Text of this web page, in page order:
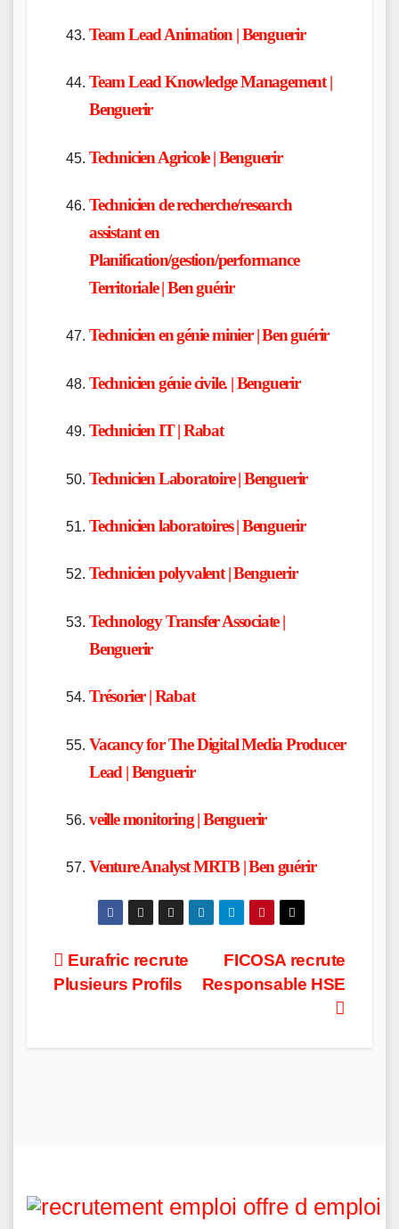
Team Lead Animation | Benguerir
Team Lead Knowledge Management |
Benguerir
Technicien Agricole | Benguerir
Technicien de recherche/research
assistant en
Planification/gestion/performance
Territoriale | Ben guérir
Technicien en génie minier | Ben guérir
Technicien génie civile. | Benguerir
Technicien IT | Rabat
Technicien Laboratoire | Benguerir
Technicien laboratoires | Benguerir
Technicien polyvalent | Benguerir
Technology Transfer Associate |
Benguerir
Trésorier | Rabat
Vacancy for The Digital Media Producer
Lead | Benguerir
veille monitoring | Benguerir
Venture Analyst MRTB | Ben guérir
Post
FICOSA recrute
Responsable HSE
Eurafric recrute
Plusieurs Profils